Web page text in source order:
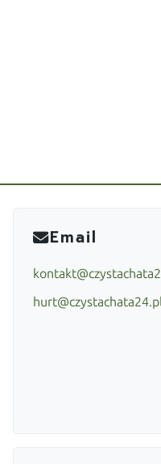
Email